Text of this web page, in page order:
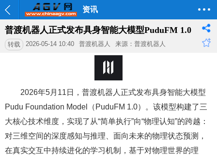
资讯
普渡机器人正式发布具身智能大模型PuduFM 1.0
转载 2026-05-14 10:40 普渡机器人 来源：普渡机器人
2026年5月11日，普渡机器人正式发布具身智能大模型
Pudu Foundation Model（PuduFM 1.0）。该模型构建了三
大核心技术维度，实现了从“简单执行”向“物理认知”的跨越：
对三维空间的深度感知与推理、面向未来的物理状态预测，
在真实交互中持续进化的学习机制，基于对物理世界的理